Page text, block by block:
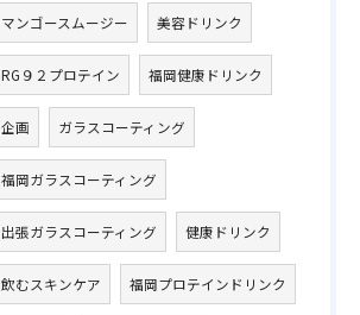
マンゴースムージー 美容ドリンク
RG９２プロテイン 福岡健康ドリンク
企画 ガラスコーティング
福岡ガラスコーティング
出張ガラスコーティング 健康ドリンク
飲むスキンケア 福岡プロテインドリンク